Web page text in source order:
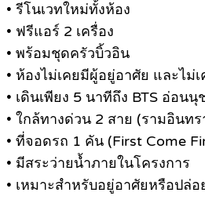
• รีโนเวทใหม่ทั้งห้อง
• ฟรีแอร์ 2 เครื่อง
• พร้อมชุดครัวบิ้วอิน
• ห้องไม่เคยมีผู้อยู่อาศัย และไม่
• เดินเพียง 5 นาทีถึง BTS อ่อน
• ใกล้ทางด่วน 2 สาย (รามอินท
• ที่จอดรถ 1 คัน (First Come
• มีสระว่ายน้ำภายในโครงการ
• เหมาะสำหรับอยู่อาศัยหรือปล่อ